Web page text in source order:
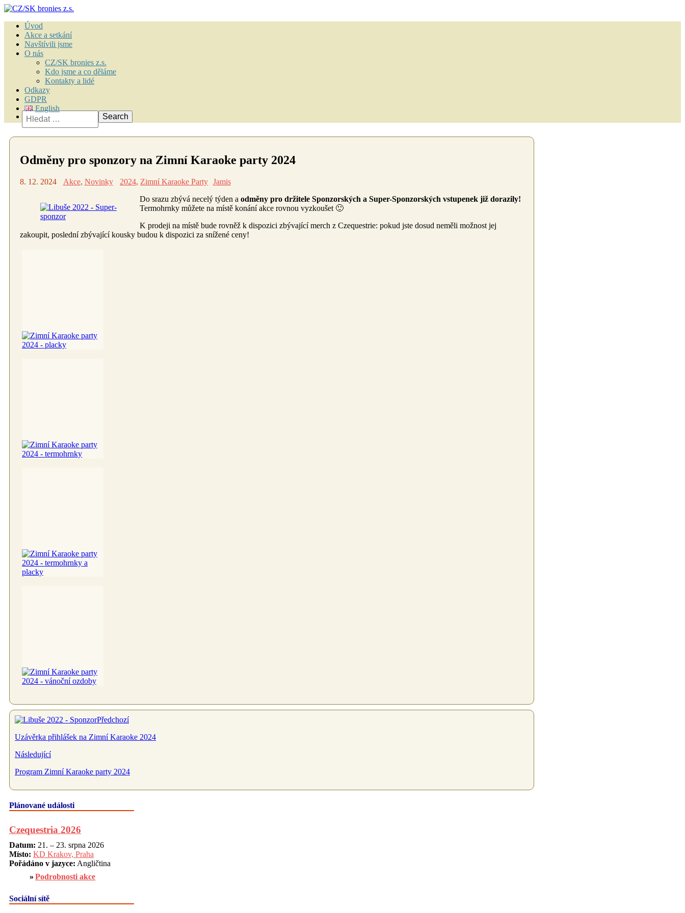
Úvod
Akce a setkání
Navštívili jsme
O nás
CZ/SK bronies z.s.
Kdo jsme a co děláme
Kontakty a lidé
Odkazy
GDPR
English
Vyhledávání
Odměny pro sponzory na Zimní Karaoke party 2024
8. 12. 2024 Akce, Novinky 2024, Zimní Karaoke Party Jamis
Do srazu zbývá necelý týden a odměny pro držitele Sponzorských a Super-Sponzorských vstupenek již dorazily!
Termohrnky můžete na místě konání akce rovnou vyzkoušet 🙂
K prodeji na místě bude rovněž k dispozici zbývající merch z Czequestrie: pokud jste dosud neměli možnost jej
zakoupit, poslední zbývající kousky budou k dispozici za snížené ceny!
Předchozí
Uzávěrka přihlášek na Zimní Karaoke 2024
Následující
Program Zimní Karaoke party 2024
Plánované události
Czequestria 2026
Datum: 21. – 23. srpna 2026
Místo: KD Krakov, Praha
Pořádáno v jazyce: Angličtina
Podrobnosti akce
Sociální sítě